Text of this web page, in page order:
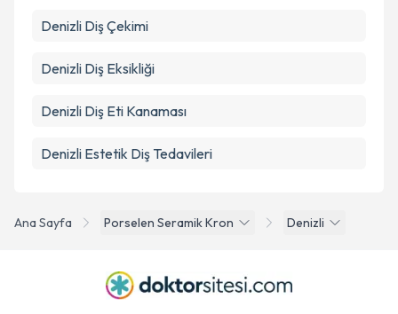
Ana Sayfa Porselen Seramik Kron Denizli
Denizli Diş Çekimi
Denizli Diş Eksikliği
Denizli Diş Eti Kanaması
Denizli Estetik Diş Tedavileri